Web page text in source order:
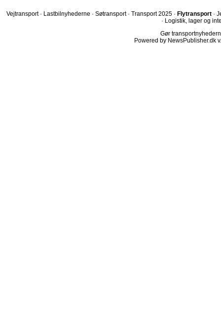
Vejtransport · Lastbilnyhederne · Søtransport · Transport 2025 · Flytransport ·
· Logistik, lager og
Gør
Powered by NewsPublisher.dk